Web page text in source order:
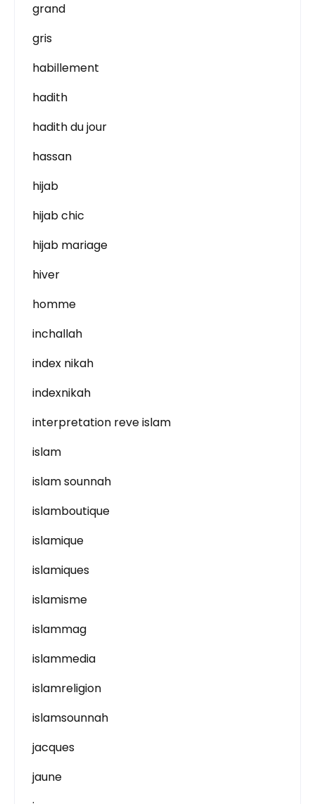
grand
gris
habillement
hadith
hadith du jour
hassan
hijab
hijab chic
hijab mariage
hiver
homme
inchallah
index nikah
indexnikah
interpretation reve islam
islam
islam sounnah
islamboutique
islamique
islamiques
islamisme
islammag
islammedia
islamreligion
islamsounnah
jacques
jaune